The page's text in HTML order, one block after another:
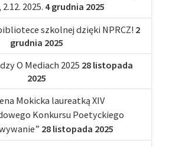
2025. 4 grudnia 2025
szkolnej dzięki NPRCZ! 2
grudnia 2025
O Mediach 2025 28 listopada
2025
Mokicka laureatką XIV
Konkursu Poetyckiego
28 listopada 2025